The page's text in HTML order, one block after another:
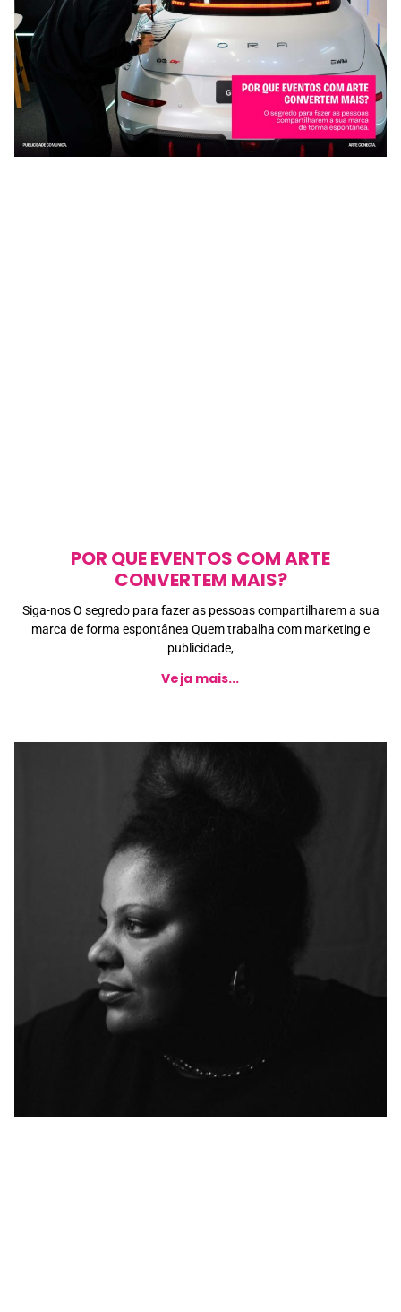
POR QUE EVENTOS COM ARTE
CONVERTEM MAIS?
Siga-nos O segredo para fazer as pessoas compartilharem a sua
marca de forma espontânea Quem trabalha com marketing e
publicidade,
Veja mais...